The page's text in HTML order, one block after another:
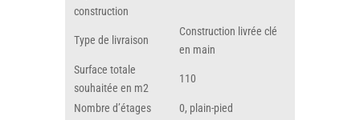
construction
Type de livraison
Construction livrée clé
en main
Surface totale
souhaitée en m2
110
Nombre d’étages
0, plain-pied